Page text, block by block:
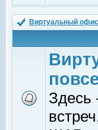
Виртуальный
Здесь